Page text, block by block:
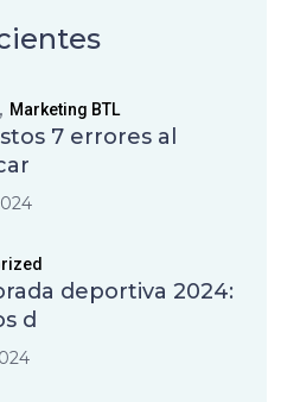
, Marketing BTL
7 errores al
deportiva 2024:
d